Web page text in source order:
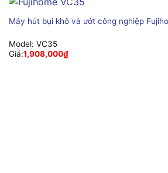
Máy hút bụi khô và ướt công nghiệp
Model: VC35
Giá:1,908,000₫